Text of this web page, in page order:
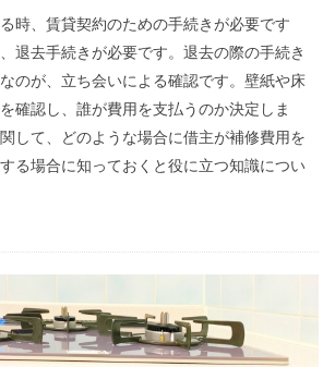
時、賃貸契約のための手続きが必要です
退去手続きが必要です。退去の際の手続き
のが、立ち会いによる確認です。壁紙や床
確認し、誰が費用を支払うのか決定しま
して、どのような場合に借主が補修費用を
る場合に知っておくと役に立つ知識につい